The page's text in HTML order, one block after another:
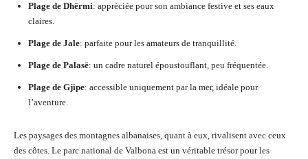
Plage de Dhërmi: appréciée pour son ambiance festive et ses eaux
claires.
Plage de Jale: parfaite pour les amateurs de tranquillité.
Plage de Palasë: un cadre naturel époustouflant, peu fréquentée.
Plage de Gjipe: accessible uniquement par la mer, idéale pour
l’aventure.
Les paysages des montagnes albanaises, quant à eux, rivalisent avec ceux
des côtes. Le parc national de Valbona est un véritable trésor pour les